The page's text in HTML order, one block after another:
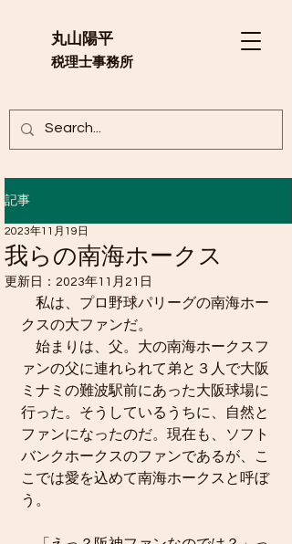
​丸山陽平
​税理士事務所
記事
我らの南海ホークス
2023年11月19日
更新日： 2023年11月21日
私は、プロ野球パリーグの南海ホー
クスの大ファンだ。
始まりは、父。大の南海ホークスフ
ァンの父に連れられて弟と３人で大阪
ミナミの難波駅前にあった大阪球場に
行った。そうしているうちに、自然と
ファンになったのだ。現在も、ソフト
バンクホークスのファンであるが、こ
こでは愛を込めて南海ホークスと呼ぼ
う。